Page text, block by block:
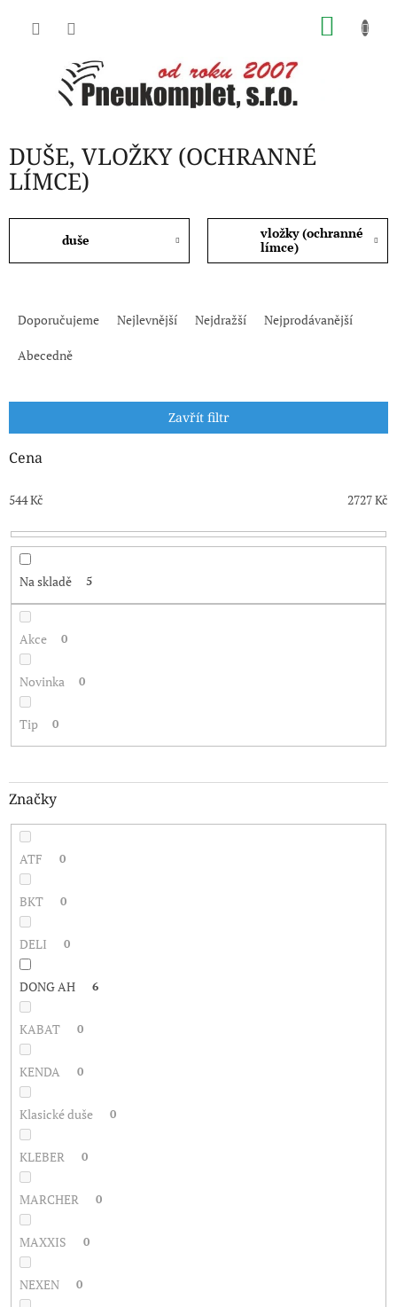
DUŠE, VLOŽKY (OCHRANNÉ
LÍMCE)
duše
vložky (ochranné
límce)
r
o
u
k
t
ů
Doporučujeme Nejlevnější Nejdražší Nejprodávanější
Abecedně
Zavřít filtr
Cena
544Kč 2727Kč
Na skladě 5
Akce 0
Novinka 0
Tip 0
Značky
ATF 0
BKT 0
DELI 0
DONG AH 6
KABAT 0
KENDA 0
Klasické duše 0
KLEBER 0
MARCHER 0
MAXXIS 0
NEXEN 0